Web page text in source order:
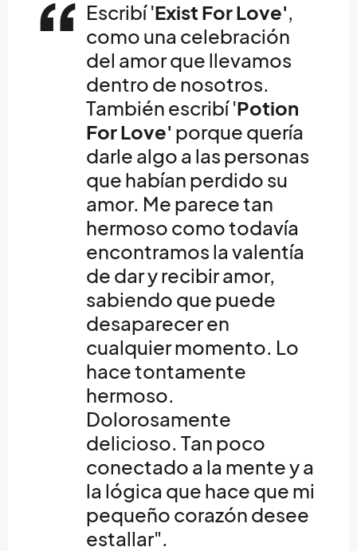
Escribí 'Exist For Love',
como una celebración
del amor que llevamos
dentro de nosotros.
También escribí 'Potion
For Love' porque quería
darle algo a las personas
que habían perdido su
amor. Me parece tan
hermoso como todavía
encontramos la valentía
de dar y recibir amor,
sabiendo que puede
desaparecer en
cualquier momento. Lo
hace tontamente
hermoso.
Dolorosamente
delicioso. Tan poco
conectado a la mente y a
la lógica que hace que mi
pequeño corazón desee
estallar".